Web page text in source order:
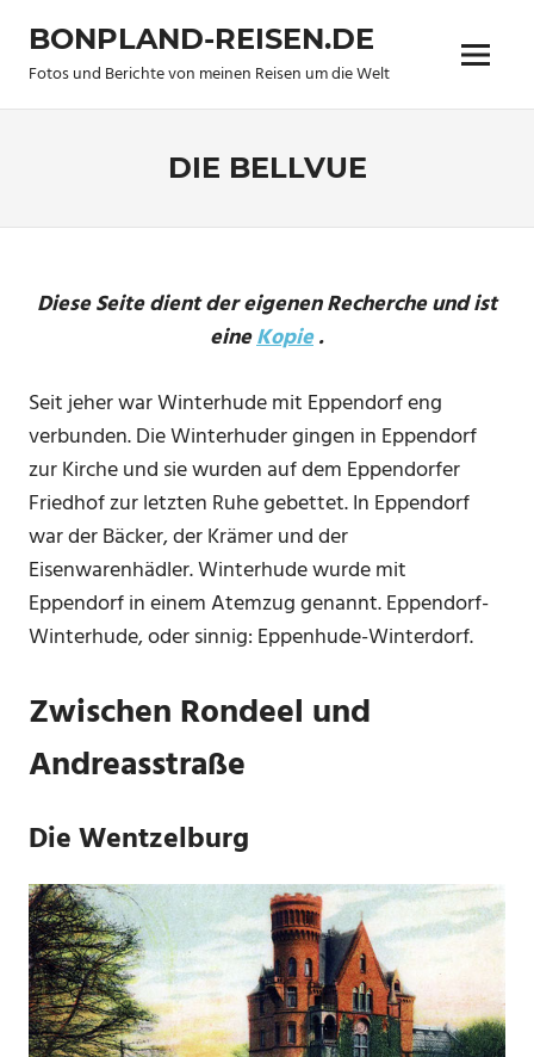
Inhalt
springen
BONPLAND-REISEN.DE
Fotos und Berichte von meinen Reisen um die Welt Menü
DIE BELLVUE
Diese Seite dient der eigenen Recherche und ist
eineKopie.
Seit jeher war Winterhude mit Eppendorf eng
verbunden. Die Winterhuder gingen in Eppendorf
zur Kirche und sie wurden auf dem Eppendorfer
Friedhof zur letzten Ruhe gebettet. In Eppendorf
war der Bäcker, der Krämer und der
Eisenwarenhädler. Winterhude wurde mit
Eppendorf in einem Atemzug genannt. Eppendorf-
Winterhude, oder sinnig: Eppenhude-Winterdorf.
Zwischen Rondeel und
Andreasstraße
Die Wentzelburg